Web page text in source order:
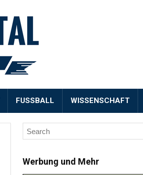
FUSSBALL WISSENSCHAFT
Werbung und Mehr